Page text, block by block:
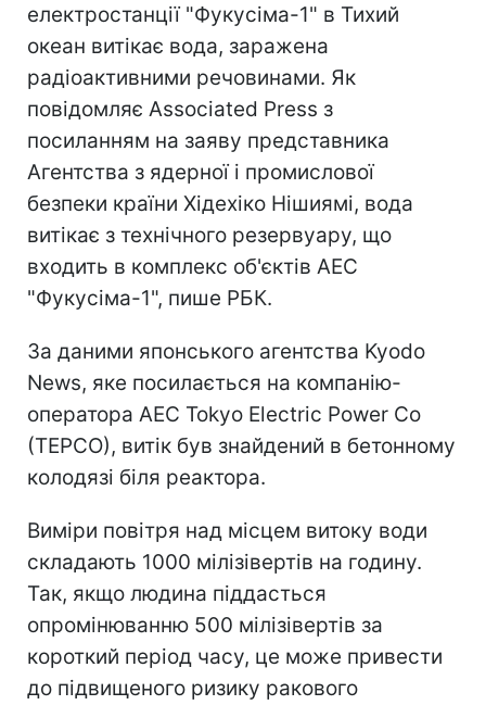
електростанції "Фукусіма-1" в Тихий
океан витікає вода, заражена
радіоактивними речовинами. Як
повідомляє Associated Press з
посиланням на заяву представника
Агентства з ядерної і промислової
безпеки країни Хідехіко Нішиямі, вода
витікає з технічного резервуару, що
входить в комплекс об'єктів АЕС
"Фукусіма-1", пише РБК.
За даними японського агентства Kyodo
News, яке посилається на компанію-
оператора АЕС Tokyo Electric Power Co
(TEPCO), витік був знайдений в бетонному
колодязі біля реактора.
Виміри повітря над місцем витоку води
складають 1000 мілізівертів на годину.
Так, якщо людина піддасться
опромінюванню 500 мілізівертів за
короткий період часу, це може привести
до підвищеного ризику ракового